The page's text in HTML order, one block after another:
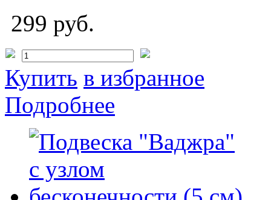
299 руб.
Купить в избранное
Подробнее